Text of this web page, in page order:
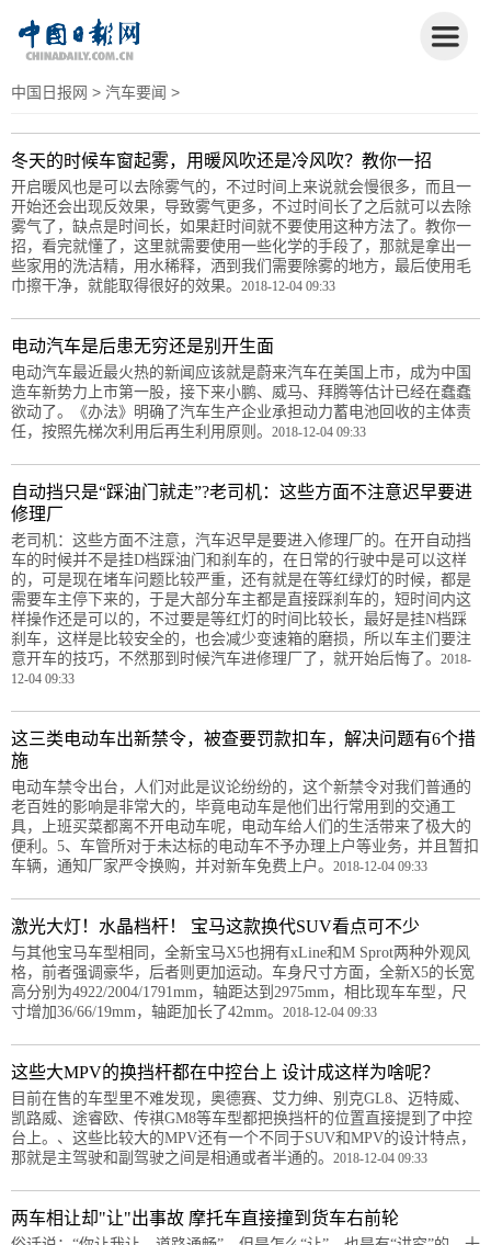
中国日报网 > 汽车要闻 >
冬天的时候车窗起雾，用暖风吹还是冷风吹？教你一招
开启暖风也是可以去除雾气的，不过时间上来说就会慢很多，而且一
开始还会出现反效果，导致雾气更多，不过时间长了之后就可以去除
雾气了，缺点是时间长，如果赶时间就不要使用这种方法了。教你一
招，看完就懂了，这里就需要使用一些化学的手段了，那就是拿出一
些家用的洗洁精，用水稀释，洒到我们需要除雾的地方，最后使用毛
巾擦干净，就能取得很好的效果。 2018-12-04 09:33
电动汽车是后患无穷还是别开生面
电动汽车最近最火热的新闻应该就是蔚来汽车在美国上市，成为中国
造车新势力上市第一股，接下来小鹏、威马、拜腾等估计已经在蠢蠢
欲动了。《办法》明确了汽车生产企业承担动力蓄电池回收的主体责
任，按照先梯次利用后再生利用原则。 2018-12-04 09:33
自动挡只是“踩油门就走”?老司机：这些方面不注意迟早要进
修理厂
老司机：这些方面不注意，汽车迟早是要进入修理厂的。在开自动挡
车的时候并不是挂D档踩油门和刹车的，在日常的行驶中是可以这样
的，可是现在堵车问题比较严重，还有就是在等红绿灯的时候，都是
需要车主停下来的，于是大部分车主都是直接踩刹车的，短时间内这
样操作还是可以的，不过要是等红灯的时间比较长，最好是挂N档踩
刹车，这样是比较安全的，也会减少变速箱的磨损，所以车主们要注
意开车的技巧，不然那到时候汽车进修理厂了，就开始后悔了。 2018-
12-04 09:33
这三类电动车出新禁令，被查要罚款扣车，解决问题有6个措
施
电动车禁令出台，人们对此是议论纷纷的，这个新禁令对我们普通的
老百姓的影响是非常大的，毕竟电动车是他们出行常用到的交通工
具，上班买菜都离不开电动车呢，电动车给人们的生活带来了极大的
便利。5、车管所对于未达标的电动车不予办理上户等业务，并且暂扣
车辆，通知厂家严令换购，并对新车免费上户。 2018-12-04 09:33
激光大灯！水晶档杆！ 宝马这款换代SUV看点可不少
与其他宝马车型相同，全新宝马X5也拥有xLine和M Sprot两种外观风
格，前者强调豪华，后者则更加运动。车身尺寸方面，全新X5的长宽
高分别为4922/2004/1791mm，轴距达到2975mm，相比现车车型，尺
寸增加36/66/19mm，轴距加长了42mm。 2018-12-04 09:33
这些大MPV的换挡杆都在中控台上 设计成这样为啥呢？
目前在售的车型里不难发现，奥德赛、艾力绅、别克GL8、迈特威、
凯路威、途睿欧、传祺GM8等车型都把换挡杆的位置直接提到了中控
台上。、这些比较大的MPV还有一个不同于SUV和MPV的设计特点，
那就是主驾驶和副驾驶之间是相通或者半通的。 2018-12-04 09:33
两车相让却"让"出事故 摩托车直接撞到货车右前轮